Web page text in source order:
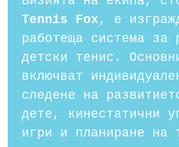
Tennis Fox , е
работеща система за
детски тенис.
включват
следене на
дете, кинестатични
игри и планиране на